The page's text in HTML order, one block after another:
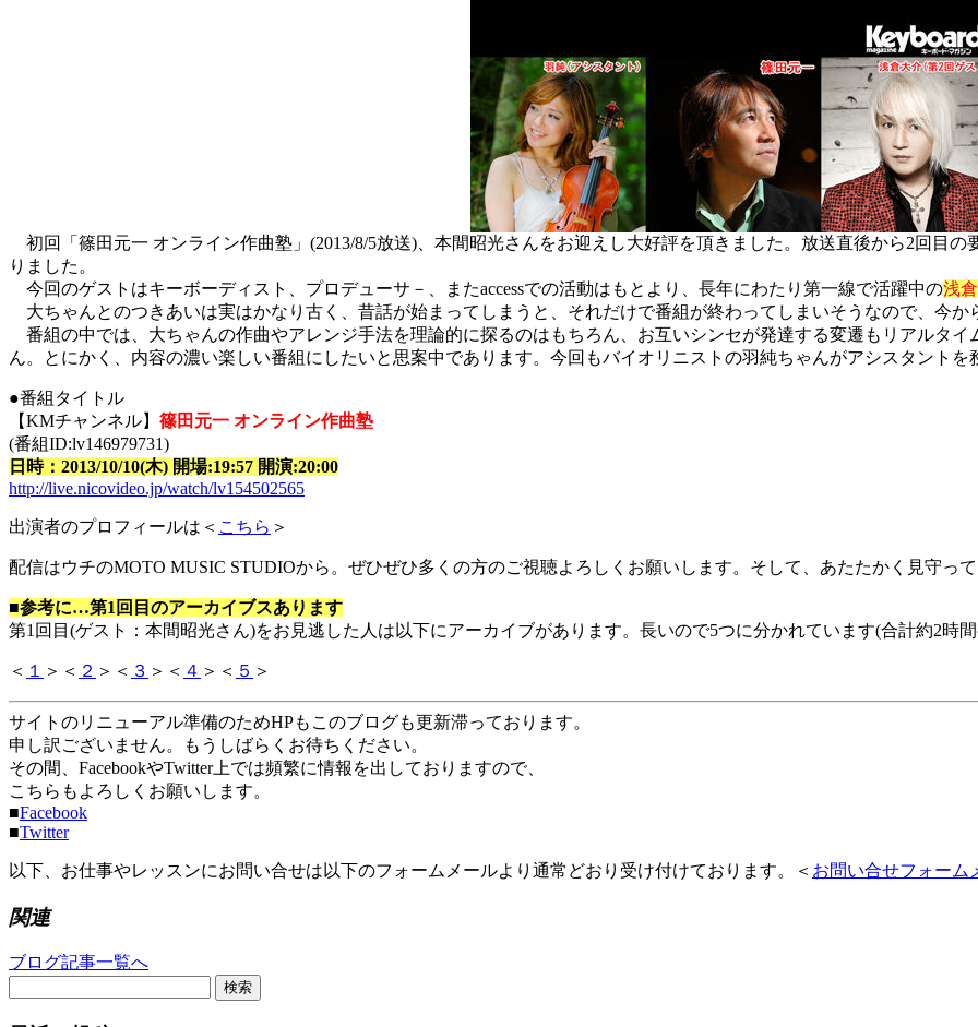
初回「篠田元一 オンライン作曲塾」(2013/8/5放送)、本間昭光さんをお迎えし大好評を頂きました。放送直後から2回目
りました。
今回のゲストはキーボーディスト、プロデューサ－、またaccessでの活動はもとより、長年にわたり第一線で活躍中の浅
大ちゃんとのつきあいは実はかなり古く、昔話が始まってしまうと、それだけで番組が終わってしまいそうなので、今
番組の中では、大ちゃんの作曲やアレンジ手法を理論的に探るのはもちろん、お互いシンセが発達する変遷もリアルタ
ん。とにかく、内容の濃い楽しい番組にしたいと思案中であります。今回もバイオリニストの羽純ちゃんがアシスタントを
●番組タイトル
【KMチャンネル】 篠田元一 オンライン作曲塾
(番組ID:lv146979731)
日時：2013/10/10(木) 開場:19:57 開演:20:00
http://live.nicovideo.jp/watch/lv154502565
出演者のプロフィールは＜ こちら ＞
配信はウチのMOTO MUSIC STUDIOから。ぜひぜひ多くの方のご視聴よろしくお願いします。そして、あたたかく見守っ
■参考に…第1回目のアーカイブスあります
第1回目(ゲスト：本間昭光さん)をお見逃した人は以下にアーカイブがあります。長いので5つに分かれています(合計約2時間
＜ １ ＞＜ ２ ＞＜ ３ ＞＜ ４ ＞＜ ５ ＞
サイトのリニューアル準備のためHPもこのブログも更新滞っております。
申し訳ございません。もうしばらくお待ちください。
その間、FacebookやTwitter上では頻繁に情報を出しておりますので、
こちらもよろしくお願いします。
■Facebook
■Twitter
以下、お仕事やレッスンにお問い合せは以下のフォームメールより通常どおり受け付けております。＜ お問い合せフォーム
関連
ブログ記事一覧へ
検索